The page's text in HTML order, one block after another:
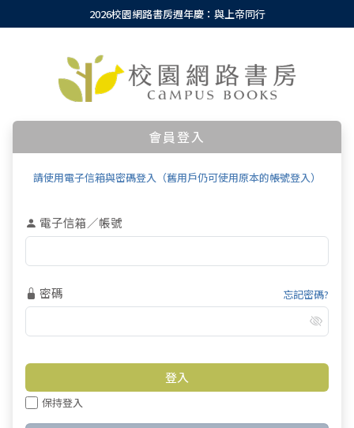
2026校園網路書房週年慶：與上帝同行
會員登入
請使用電子信箱與密碼登入（舊用戶仍可使用原本的帳號登入）
電子信箱／帳號
密碼 忘記密碼?
保持登入